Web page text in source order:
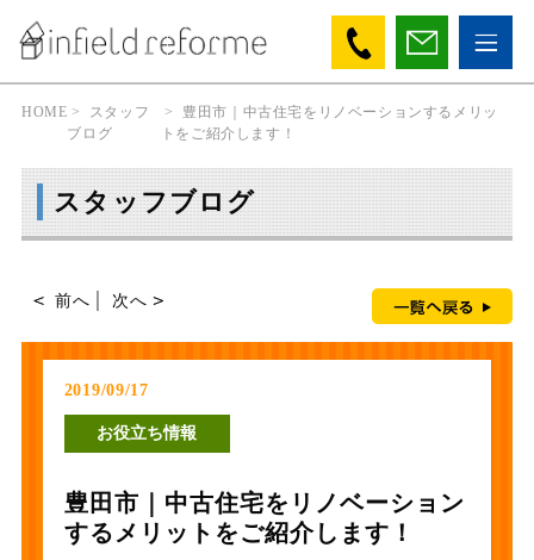
HOME >
スタッフ
ブログ
> 豊田市｜中古住宅をリノベーションするメリッ
トをご紹介します！
スタッフブログ
前へ 次へ
2019/09/17
お役立ち情報
豊田市｜中古住宅をリノベーション
するメリットをご紹介します！